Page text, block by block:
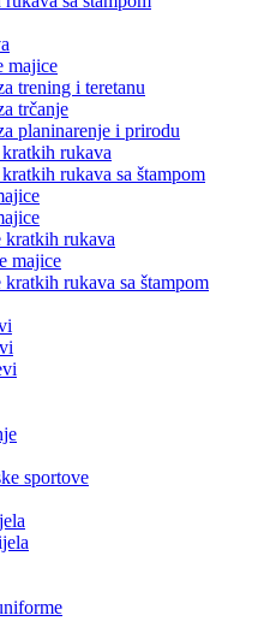
majice
trening i teretanu
trčanje
planinarenje i prirodu
rukava
rukava sa štampom
kratkih rukava
majice
kratkih rukava sa štampom
sportove